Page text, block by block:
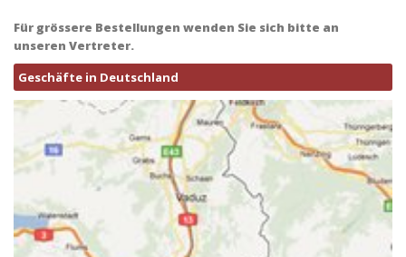
Für grössere Bestellungen wenden Sie sich bitte an
unseren Vertreter.
Geschäfte in Deutschland